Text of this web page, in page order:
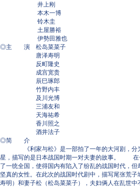
井上刚
本木一博
铃木圭
土屋勝裕
伊勢田雅也
◎主 演 松岛菜菜子
唐泽寿明
反町隆史
成宫宽贵
辰巳琢郎
竹野内丰
及川光博
三浦友和
天海祐希
香川照之
酒井法子
◎简 介
《利家与松》是一部拍了一年的大河剧，分为
星，描写的是日本战国时期一对夫妻的故事。 在
了一统全国，使得国内有陷入了纷乱的战国时代，
坚真的女性。在此次的战国时代剧中，描写尾张荒
寿明）和妻子松（松岛菜菜子），夫妇俩人在乱世